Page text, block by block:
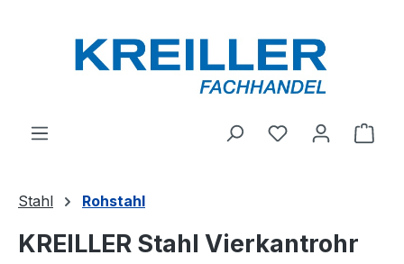
Du hast 0
Stahl Rohstahl
KREILLER Stahl Vierkantrohr